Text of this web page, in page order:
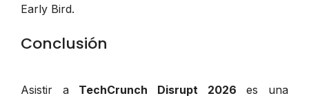
Early Bird.
Conclusión
Asistir a TechCrunch Disrupt 2026 es una